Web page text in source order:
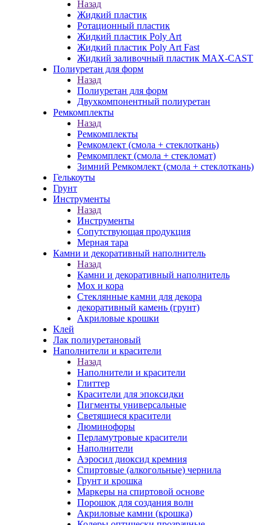
Назад
Жидкий пластик
Ротационный пластик
Жидкий пластик Poly Art
Жидкий пластик Poly Art Fast
Жидкий заливочный пластик MAX-CAST
Полиуретан для форм
Назад
Полиуретан для форм
Двухкомпонентный полиуретан
Ремкомплекты
Назад
Ремкомплекты
Ремкомлект (смола + стеклоткань)
Ремкомплект (смола + стекломат)
Зимний Ремкомлект (смола + стеклоткань)
Гелькоуты
Грунт
Инструменты
Назад
Инструменты
Сопутствующая продукция
Мерная тара
Камни и декоративный наполнитель
Назад
Камни и декоративный наполнитель
Мох и кора
Стеклянные камни для декора
декоративный камень (грунт)
Акриловые крошки
Клей
Лак полиуретановый
Наполнители и красители
Назад
Наполнители и красители
Глиттер
Красители для эпоксидки
Пигменты универсальные
Светящиеся красители
Люминофоры
Перламутровые красители
Наполнители
Аэросил диоксид кремния
Спиртовые (алкогольные) чернила
Грунт и крошка
Маркеры на спиртовой основе
Порошок для создания волн
Акриловые камни (крошка)